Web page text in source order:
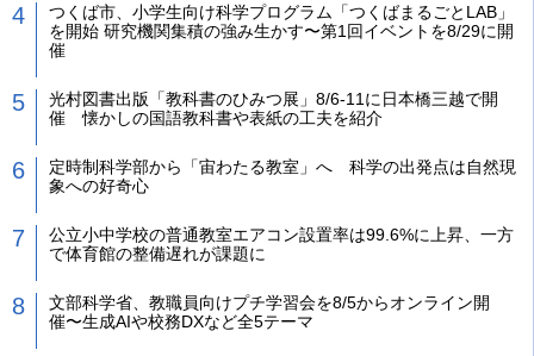
つくば市、小学生向け科学プログラム「つくばまるごとLAB」
を開始 研究機関集積の強み生かす〜第1回イベントを8/29に開
催
光村図書出版「教科書のひみつ展」8/6-11に日本橋三越で開
催 懐かしの国語教科書や表紙の工夫を紹介
定時制科学部から「宙わたる教室」へ 科学の出発点は自然現
象への好奇心
公立小中学校の普通教室エアコン設置率は99.6%に上昇、一方
で体育館の整備遅れが課題に
文部科学省、教職員向けプチ学習会を8/5からオンライン開
催〜生成AIや校務DXなど全5テーマ